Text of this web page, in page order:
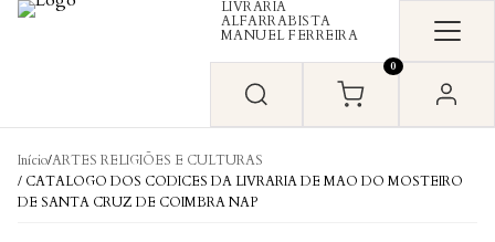
Skip to content
LIVRARIA
ALFARRABISTA
MANUEL FERREIRA
0
Início/ARTES RELIGIÕES E CULTURAS
/ CATALOGO DOS CODICES DA LIVRARIA DE MAO DO MOSTEIRO
DE SANTA CRUZ DE COIMBRA NAP